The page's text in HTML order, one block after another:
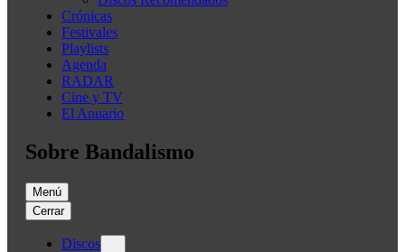
Crónicas
Festivales
Playlists
Agenda
RADAR
Cine y TV
El Anuario
Sobre Bandalismo
Menú
Cerrar
Discos